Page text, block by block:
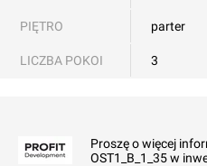
PIĘTRO parter
LICZBA POKOI 3
Proszę o więcej
OST1_B_1_35 w